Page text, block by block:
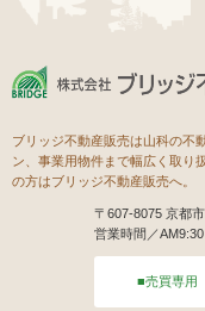
ブリッジ不動産販売は山科の不
ン、事業用物件まで幅広く取り
の方はブリッジ不動産販売へ。
〒607-8075 京都
営業時間／
売買専用